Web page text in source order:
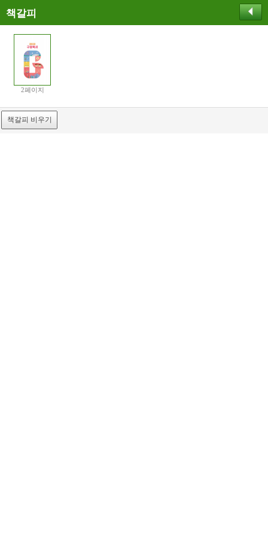
책갈피
2페이지
책갈피 비우기